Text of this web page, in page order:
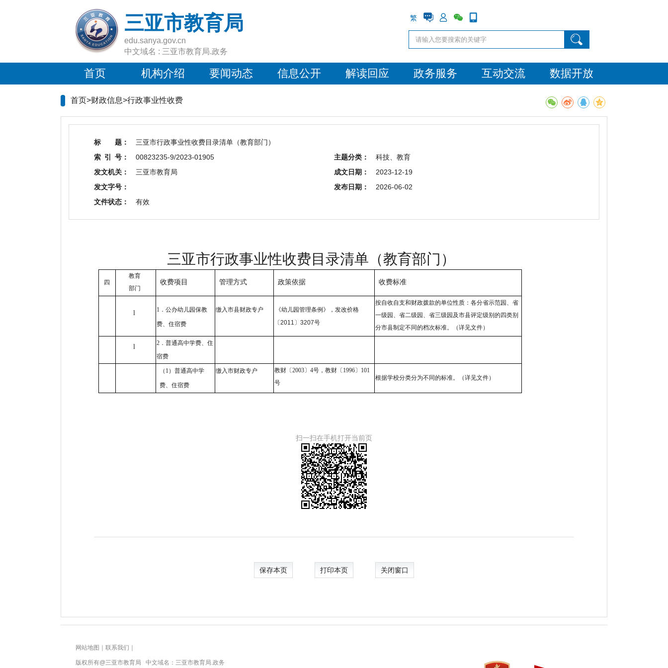
三亚市教育局
edu.sanya.gov.cn
中文域名 : 三亚市教育局.政务
繁
首页 机构介绍 要闻动态 信息公开 解读回应 政务服务 互动交流 数据开放
首页>财政信息>行政事业性收费
标 题：
三亚市行政事业性收费目录清单（教育部门）
索 引 号：
00823235-9/2023-01905 主题分类：
科技、教育
发文机关：
三亚市教育局 成文日期：
2023-12-19
发文字号：
发布日期：
2026-06-02
文件状态：
有效
三亚市行政事业性收费目录清单（教育部门）
四
教育
部门
收费项目 管理方式 政策依据 收费标准
l 1 ．公办幼儿园保教
费、住宿费
缴入市县财政专户
《幼儿园管理条例》，发改价格
〔2011 〕 3207号
按自收自支和财政拨款的单位性质：各分省示范园、省
一级园、省二级园、省三级园及市县评定级别的四类别
分市县制定不同的档次标准。（详见文件）
l 2．普通高中学费、住
宿费
（1）普通高中学
费、住宿费
缴入市财政专户 教财〔2003〕 4号，教财〔1996〕 101
号
根据学校分类分为不同的标准。（详见文件）
扫一扫在手机打开当前页
保存本页 打印本页 关闭窗口
网站地图 联系我们
版权所有@三亚市教育局 中文域名：三亚市教育局.政务